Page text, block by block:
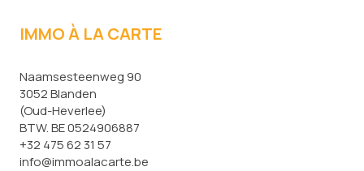
IMMO À LA CARTE
Naamsesteenweg 90
3052 Blanden
(Oud-Heverlee)
BTW. BE 0524906887
+32 475 62 31 57
info@immoalacarte.be